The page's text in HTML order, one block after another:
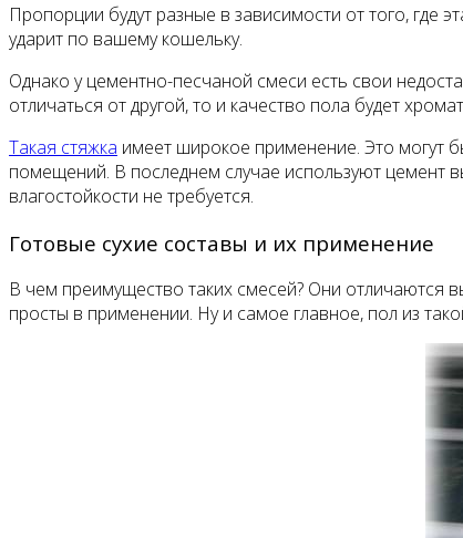
Пропорции будут разные в зависимости от того, где
ударит по вашему кошельку.
Однако у цементно-песчаной смеси есть свои
отличаться от другой, то и качество пола будет
Такая стяжка имеет широкое применение. Это могут
помещений. В последнем случае используют цемент
влагостойкости не требуется.
Готовые сухие составы и их применение
В чем преимущество таких смесей? Они отличаются
просты в применении. Ну и самое главное, пол из